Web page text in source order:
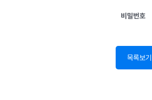
비밀번호
목록보기